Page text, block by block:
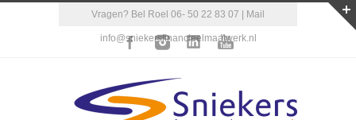
Vragen? Bel Roel 06- 50 22 83 07 | Mail
info@sniekersfinancieelmaatwerk.nl